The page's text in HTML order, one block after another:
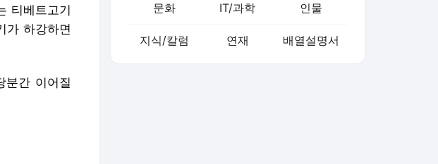
문화 IT/과학 인물
지식/칼럼 연재 배열설명서